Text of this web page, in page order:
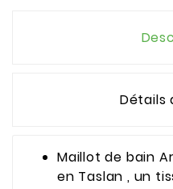
Détails
Maillot de bain
en Taslan , un